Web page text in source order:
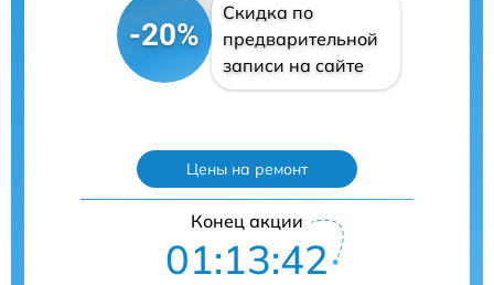
-20%
Скидка по
предварительной
записи на сайте
Цены на ремонт
Конец акции
01:13:41